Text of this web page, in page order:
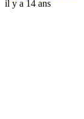
il y a 14 ans